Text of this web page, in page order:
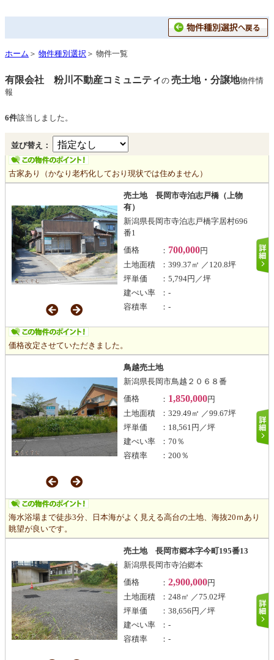
ホーム ＞ 物件種別選択 ＞ 物件一覧
有限会社 粉川不動産コミュニティの 売土地・分譲地物件情
報
6件該当しました。
並び替え：
古家あり（かなり老朽化しており現状では住めません）
売土地 長岡市寺泊志戸橋（上物
有）
新潟県長岡市寺泊志戸橋字居村696
番1
価格
： 700,000円
土地面積
：399.37㎡ ／120.8坪
坪単価
：5,794円／坪
建ぺい率
：-
容積率
：-
価格改定させていただきました。
鳥越売土地
新潟県長岡市鳥越２０６８番
価格
： 1,850,000円
土地面積
：329.49㎡ ／99.67坪
坪単価
：18,561円／坪
建ぺい率
：70％
容積率
：200％
海水浴場まで徒歩3分、日本海がよく見える高台の土地、海抜20ｍあり
眺望が良いです。
売土地 長岡市郷本字今町195番13
新潟県長岡市寺泊郷本
価格
： 2,900,000円
土地面積
：248㎡ ／75.02坪
坪単価
：38,656円／坪
建ぺい率
：-
容積率
：-